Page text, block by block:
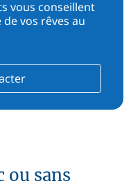
vous conseillent
vos rêves au
ou sans